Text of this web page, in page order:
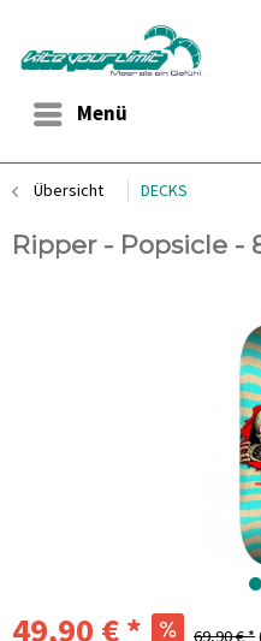
Menü
Übersicht DECKS
Ripper - Popsicle -
49,90 € * 69,90 € *